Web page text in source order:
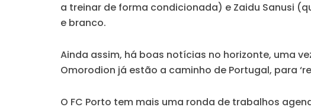
a treinar de forma condicionada) e Zaidu Sanusi
e branco.
Ainda assim, há boas notícias no horizonte, uma
Omorodion já estão a caminho de Portugal, para
O FC Porto tem mais uma ronda de trabalhos